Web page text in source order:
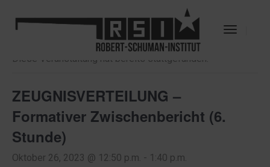
Toggle
« Alle Veranstaltungen
Diese Veranstaltung hat bereits stattgefunden.
ZEUGNISVERTEILUNG –
Formativer Zwischenbericht (6.
Stunde)
Oktober 26, 2023 @ 12:50 p.m. - 1:40 p.m.